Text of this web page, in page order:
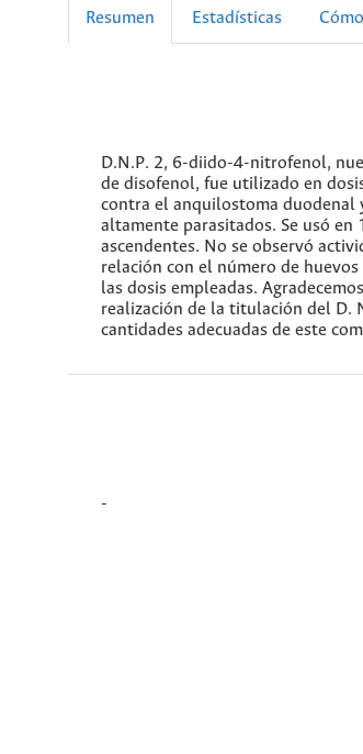
Resumen Estadísticas
D.N.P. 2, 6-diido-4-nitrofenol,
de disofenol, fue utilizado en
contra el anquilostoma duodenal
altamente parasitados. Se usó en
ascendentes. No se observó
relación con el número de
las dosis empleadas.
realización de la titulación del D.
cantidades adecuadas de este
-